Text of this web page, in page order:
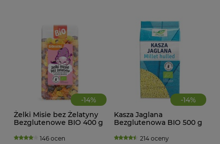
-14%
Żelki Misie bez Żelatyny
Bezglutenowe BIO 400 g
146 ocen
-14%
Kasza Jaglana
Bezglutenowa BIO 500 g
214 oceny